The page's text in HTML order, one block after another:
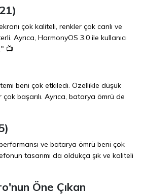
çok kaliteli, renkler çok canlı ve
Ayrıca, HarmonyOS 3.0 ile kullanıcı
📺
beni çok etkiledi. Özellikle düşük
başarılı. Ayrıca, batarya ömrü de
ve batarya ömrü beni çok
tasarımı da oldukça şık ve kaliteli
Öne Çıkan